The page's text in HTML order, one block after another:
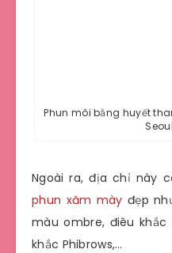
Phun môi bằng huyết
Ngoài ra, địa chỉ này
phun xăm mày đẹp
màu ombre, điêu
khắc Phibrows,…